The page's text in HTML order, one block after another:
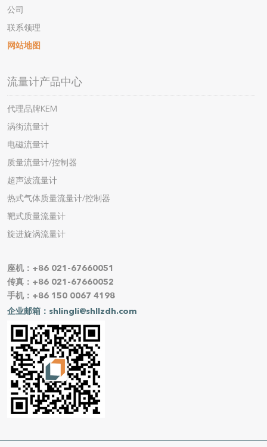
公司
联系领理
网站地图
流量计产品中心
代理品牌KEM
涡街流量计
电磁流量计
质量流量计/控制器
超声波流量计
热式气体质量流量计/控制器
靶式质量流量计
旋进旋涡流量计
座机：+86 021-67660051
传真：+86 021-67660052
手机：+86 150 0067 4198
企业邮箱：shlingli@shllzdh.com